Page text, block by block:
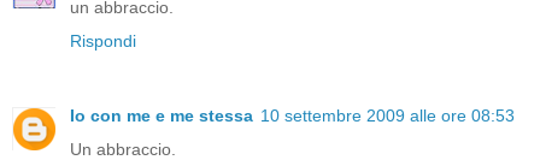
un abbraccio.
Rispondi
Io con me e me stessa 10 settembre 2009 alle ore 08:53
Un abbraccio.